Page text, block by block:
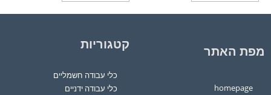
מפת האתר
homepage
קטגוריות
כלי עבודה חשמליים
כלי עבודה ידניים